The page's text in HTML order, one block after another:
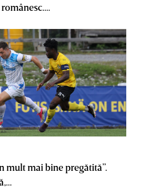
mult mai bine pregătită”.